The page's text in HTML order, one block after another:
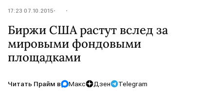
17:23 07.10.2015
Биржи США растут вслед за
мировыми фондовыми
площадками
Читать Прайм в Макс Дзен Telegram